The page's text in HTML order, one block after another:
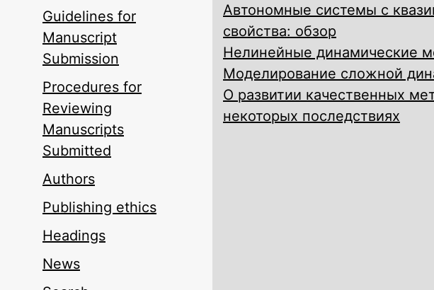
Guidelines for
Manuscript
Submission
Procedures for
Reviewing
Manuscripts
Submitted
Authors
Publishing ethics
Headings
News
Автономные системы с
свойства: обзор
Нелинейные динамические
Моделирование сложной
О развитии качественных
некоторых последствиях